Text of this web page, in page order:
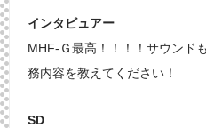
インタビュアー
MHF-Ｇ最高！！！！サウンド
務内容を教えてください！
SD